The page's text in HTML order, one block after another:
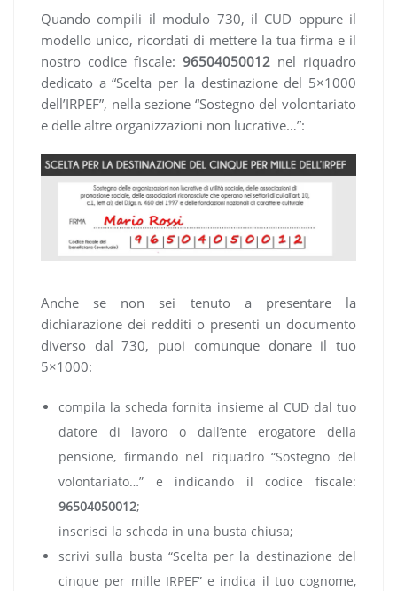
Quando compili il modulo 730, il CUD oppure il
modello unico, ricordati di mettere la tua firma e il
nostro codice fiscale: 96504050012 nel riquadro
dedicato a “Scelta per la destinazione del 5×1000
dell’IRPEF”, nella sezione “Sostegno del volontariato
e delle altre organizzazioni non lucrative…”:
Anche se non sei tenuto a presentare la
dichiarazione dei redditi o presenti un documento
diverso dal 730, puoi comunque donare il tuo
5×1000:
compila la scheda fornita insieme al CUD dal tuo
datore di lavoro o dall’ente erogatore della
pensione, firmando nel riquadro “Sostegno del
volontariato…” e indicando il codice fiscale:
96504050012;
inserisci la scheda in una busta chiusa;
scrivi sulla busta “Scelta per la destinazione del
cinque per mille IRPEF” e indica il tuo cognome,